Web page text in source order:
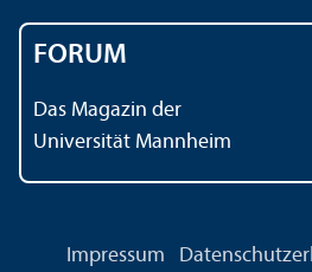
FORUM
Das Magazin der
Universität Mannheim
Impressum